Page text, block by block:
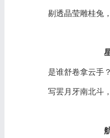
剔透晶莹雕桂兔
是谁舒卷拿云手
写罢月牙南北斗